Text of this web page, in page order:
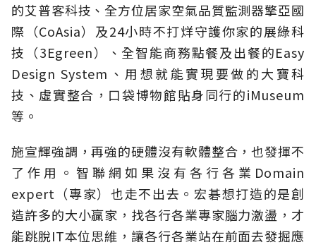
的艾普客科技、全方位居家空氣品質監測器擎亞國
際（CoAsia）及24小時不打烊守護你家的展綠科
技（3Egreen）、全智能商務點餐及出餐的Easy
Design System、用想就能實現要做的大寶科
技、虛實整合，口袋博物館貼身同行的iMuseum
等。
施宣輝強調，再強的硬體沒有軟體整合，也發揮不
了作用。智聯網如果沒有各行各業Domain
expert（專家）也走不出去。宏碁想打造的是創
造許多的大小贏家，找各行各業專家腦力激盪，才
能跳脫IT本位思維，讓各行各業站在前面去發掘應